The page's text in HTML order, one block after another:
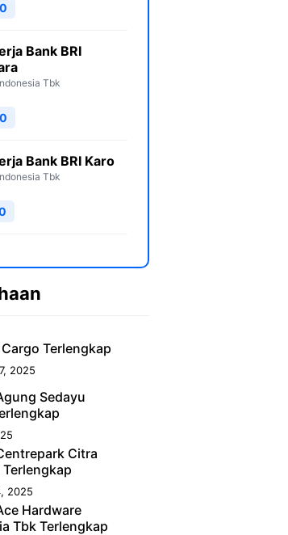
Bank BRI
Tbk
Bank BRI Karo
Tbk
Cargo Terlengkap
2025
Sedayu
Citra
2025
Hardware
Tbk Terlengkap